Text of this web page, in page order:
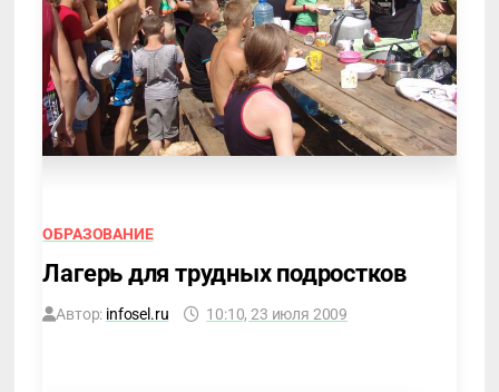
ОБРАЗОВАНИЕ
Лагерь для трудных подростков
Автор: infosel.ru 10:10, 23 июля 2009